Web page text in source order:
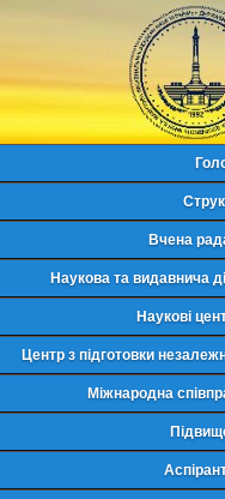
Вчена
Наукова та видавнича
Наукові
Центр з підготовки
Міжнародна